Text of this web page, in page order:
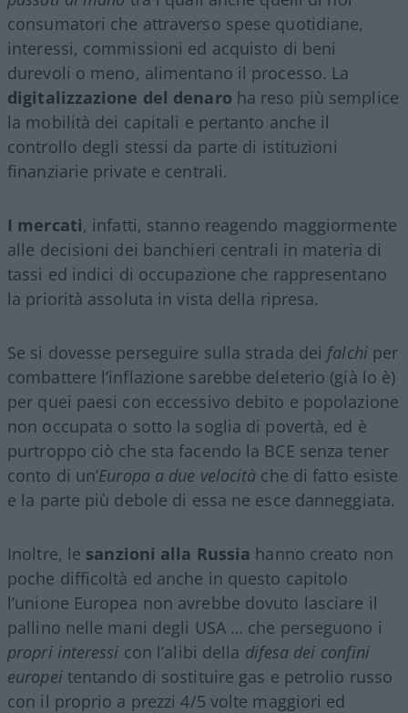
consumatori che attraverso spese quotidiane,
interessi, commissioni ed acquisto di beni
durevoli o meno, alimentano il processo. La
digitalizzazione del denaro ha reso più semplice
la mobilità dei capitali e pertanto anche il
controllo degli stessi da parte di istituzioni
finanziarie private e centrali.
I mercati, infatti, stanno reagendo maggiormente
alle decisioni dei banchieri centrali in materia di
tassi ed indici di occupazione che rappresentano
la priorità assoluta in vista della ripresa.
Se si dovesse perseguire sulla strada dei falchiper
combattere l’inflazione sarebbe deleterio (già lo è)
per quei paesi con eccessivo debito e popolazione
non occupata o sotto la soglia di povertà, ed è
purtroppo ciò che sta facendo la BCE senza tener
conto di un’Europa a due velocità che di fatto esiste
e la parte più debole di essa ne esce danneggiata.
Inoltre, le sanzioni alla Russia hanno creato non
poche difficoltà ed anche in questo capitolo
l’unione Europea non avrebbe dovuto lasciare il
pallino nelle mani degli USA … che perseguono i
propri interessi con l’alibi della difesa dei confini
europeitentando di sostituire gas e petrolio russo
con il proprio a prezzi 4/5 volte maggiori ed